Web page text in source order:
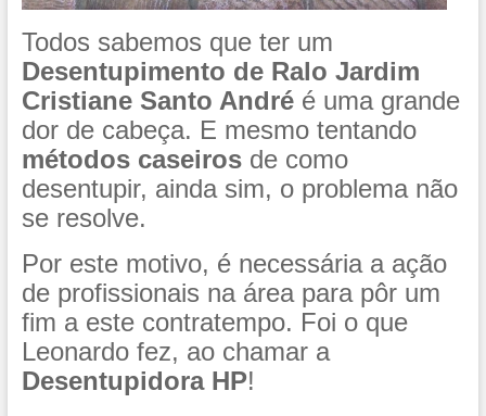
Todos sabemos que ter um
Desentupimento de Ralo Jardim
Cristiane Santo Andréé uma grande
dor de cabeça. E mesmo tentando
métodos caseirosde como
desentupir, ainda sim, o problema não
se resolve.
Por este motivo, é necessária a ação
de profissionais na área para pôr um
fim a este contratempo. Foi o que
Leonardo fez, ao chamar a
Desentupidora HP!